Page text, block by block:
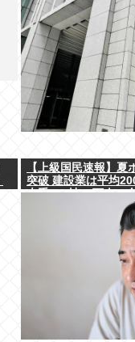
【上級国民速報】夏
突破 建設業は平均
大手163社93万人、